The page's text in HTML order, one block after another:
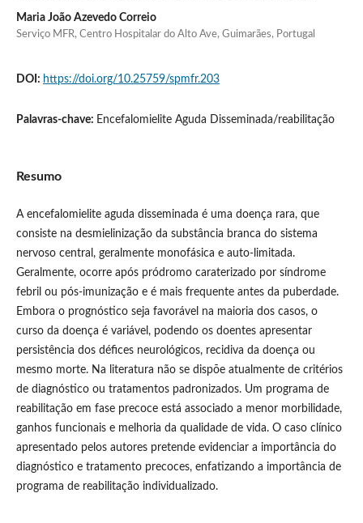
Maria João Azevedo Correio
Serviço MFR, Centro Hospitalar do Alto Ave, Guimarães, Portugal
DOI: https://doi.org/10.25759/spmfr.203
Palavras-chave: Encefalomielite Aguda Disseminada/reabilitação
Resumo
A encefalomielite aguda disseminada é uma doença rara, que
consiste na desmielinização da substância branca do sistema
nervoso central, geralmente monofásica e auto-limitada.
Geralmente, ocorre após pródromo caraterizado por síndrome
febril ou pós-imunização e é mais frequente antes da puberdade.
Embora o prognóstico seja favorável na maioria dos casos, o
curso da doença é variável, podendo os doentes apresentar
persistência dos défices neurológicos, recidiva da doença ou
mesmo morte. Na literatura não se dispõe atualmente de critérios
de diagnóstico ou tratamentos padronizados. Um programa de
reabilitação em fase precoce está associado a menor morbilidade,
ganhos funcionais e melhoria da qualidade de vida. O caso clínico
apresentado pelos autores pretende evidenciar a importância do
diagnóstico e tratamento precoces, enfatizando a importância de
programa de reabilitação individualizado.